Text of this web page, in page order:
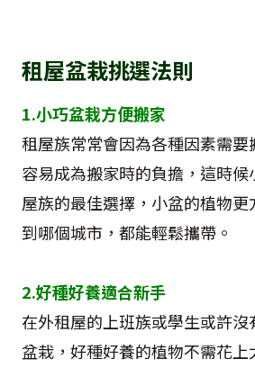
租屋盆栽挑選法則
1.小巧盆栽方便搬家
租屋族常常會因為各種因素需
容易成為搬家時的負擔，這時
屋族的最佳選擇，小盆的植物
到哪個城市，都能輕鬆攜帶。
2.好種好養適合新手
在外租屋的上班族或學生或許
盆栽，好種好養的植物不需花